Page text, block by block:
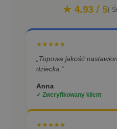
★ 4.93 / 5|
★★★★★
„Topowa jakość
dziecka.”
Anna
✓ Zweryfikowany klient
★★★★★